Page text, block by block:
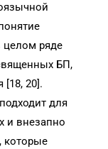
целом ряде
БП,
20].
для
и внезапно
которые